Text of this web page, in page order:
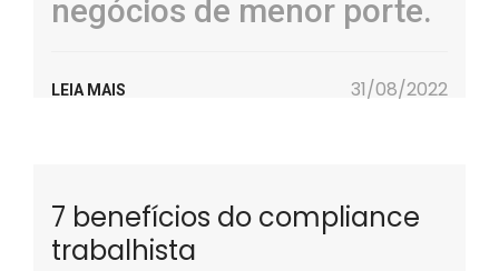
negócios de menor porte.
LEIA MAIS 31/08/2022
7 benefícios do compliance
trabalhista